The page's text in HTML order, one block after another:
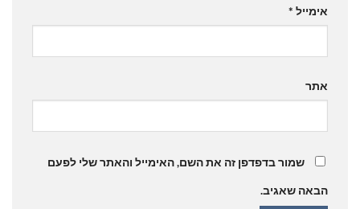
אימייל *
אתר
שמור בדפדפן זה את השם, האימייל והאתר שלי לפעם
הבאה שאגיב.